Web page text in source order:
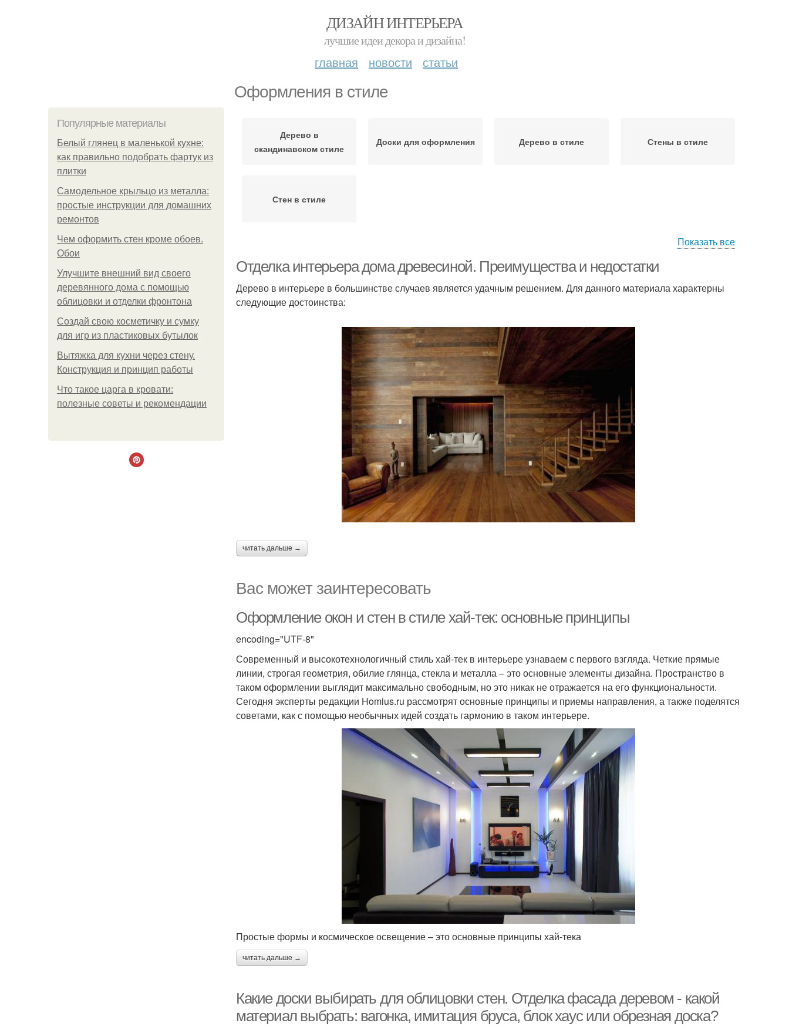
ДИЗАЙН ИНТЕРЬЕРА
лучшие идеи декора и дизайна!
главная новости статьи
Оформления в стиле
Популярные материалы
Белый глянец в маленькой кухне:
как правильно подобрать фартук из
плитки
Самодельное крыльцо из металла:
простые инструкции для домашних
ремонтов
Чем оформить стен кроме обоев.
Обои
Улучшите внешний вид своего
деревянного дома с помощью
облицовки и отделки фронтона
Создай свою косметичку и сумку
для игр из пластиковых бутылок
Вытяжка для кухни через стену.
Конструкция и принцип работы
Что такое царга в кровати:
полезные советы и рекомендации
Дерево в
скандинавском стиле
Доски для оформления Дерево в стиле Стены в стиле
Стен в стиле
Показать все
Отделка интерьера дома древесиной. Преимущества и недостатки
Дерево в интерьере в большинстве случаев является удачным решением. Для данного материала характерны
следующие достоинства:
читать дальше →
Вас может заинтересовать
Оформление окон и стен в стиле хай-тек: основные принципы
encoding="UTF-8"
Современный и высокотехнологичный стиль хай-тек в интерьере узнаваем с первого взгляда. Четкие прямые
линии, строгая геометрия, обилие глянца, стекла и металла – это основные элементы дизайна. Пространство в
таком оформлении выглядит максимально свободным, но это никак не отражается на его функциональности.
Сегодня эксперты редакции Homius.ru рассмотрят основные принципы и приемы направления, а также поделятся
советами, как с помощью необычных идей создать гармонию в таком интерьере.
Простые формы и космическое освещение – это основные принципы хай-тека
читать дальше →
Какие доски выбирать для облицовки стен. Отделка фасада деревом - какой
материал выбрать: вагонка, имитация бруса, блок хаус или обрезная доска?